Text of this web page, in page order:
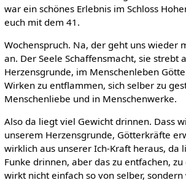
war ein schönes Erlebnis im Schloss
euch mit dem 41.
Wochenspruch. Na, der geht uns wieder
an. Der Seele Schaffensmacht, sie strebt
Herzensgrunde, im Menschenleben
Wirken zu entflammen, sich selber zu
Menschenliebe und in Menschenwerke.
Also da liegt viel Gewicht drinnen. Dass
unserem Herzensgrunde, Götterkräfte
wirklich aus unserer Ich-Kraft heraus, da
Funke drinnen, aber das zu entfachen,
wirkt nicht einfach so von selber,